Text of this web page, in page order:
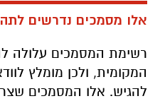
אלו מסמכים נדרשים
רשימת המסמכים עלולה
המקומית, ולכן מומלץ
להגיש. אלו המסמכים